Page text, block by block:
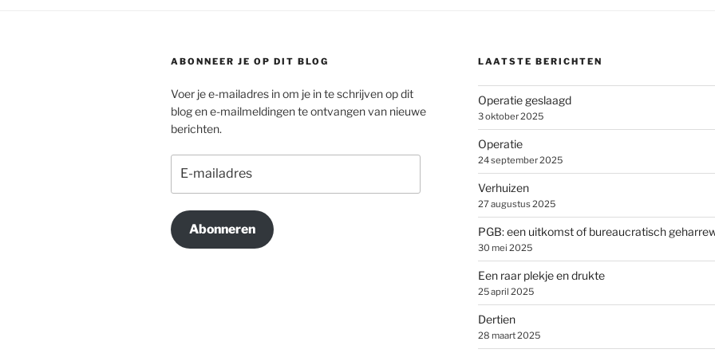
ABONNEER JE OP DIT BLOG
Voer je e-mailadres in om je in te schrijven op dit
blog en e-mailmeldingen te ontvangen van nieuwe
berichten.
mailadres
Abonneren
LAATSTE BERICHTEN
Operatie geslaagd
3 oktober 2025
Operatie
24 september 2025
Verhuizen
27 augustus 2025
PGB: een uitkomst of bureaucratisch
30 mei 2025
Een raar plekje en drukte
25 april 2025
Dertien
28 maart 2025